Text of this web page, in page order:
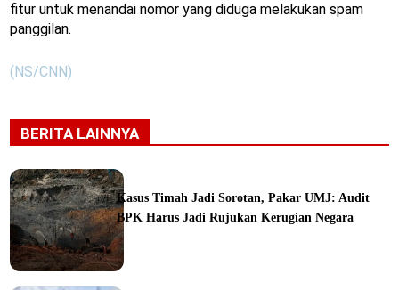
fitur untuk menandai nomor yang diduga melakukan spam
panggilan.
(NS/CNN)
BERITA LAINNYA
Kasus Timah Jadi Sorotan, Pakar UMJ: Audit
BPK Harus Jadi Rujukan Kerugian Negara